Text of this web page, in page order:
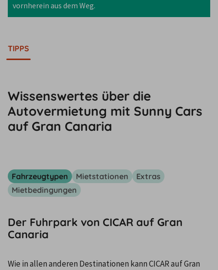
vornherein aus dem Weg.
TIPPS
Wissenswertes über die
Autovermietung mit Sunny Cars
auf Gran Canaria
Fahrzeugtypen Mietstationen
Extras
Mietbedingungen
Der Fuhrpark von CICAR auf Gran
Canaria
Wie in allen anderen Destinationen kann CICAR auf Gran